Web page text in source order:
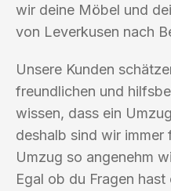
wir deine Möbel und
von Leverkusen nach
Unsere Kunden
freundlichen und
wissen, dass ein
deshalb sind wir immer
Umzug so angenehm
Egal ob du Fragen